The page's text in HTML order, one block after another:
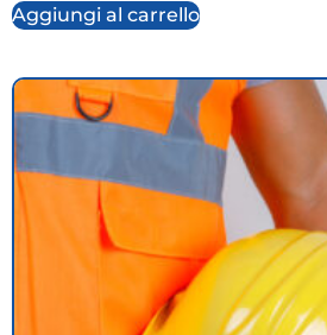
Aggiungi al carrello